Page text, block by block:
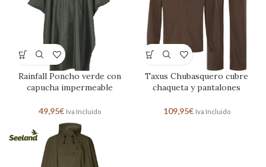
Rainfall Poncho verde con
capucha impermeable
49,95€ Iva Incluido
Taxus Chubasquero cubre
chaqueta y pantalones
109,95€ Iva Incluido